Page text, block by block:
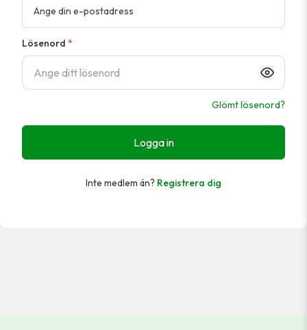
Lösenord *
Glömt lösenord?
Logga in
Inte medlem än? Registrera dig